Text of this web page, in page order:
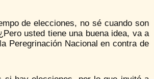
de elecciones, no sé cuando son
usted tiene una buena idea, va a
Peregrinación Nacional en contra de